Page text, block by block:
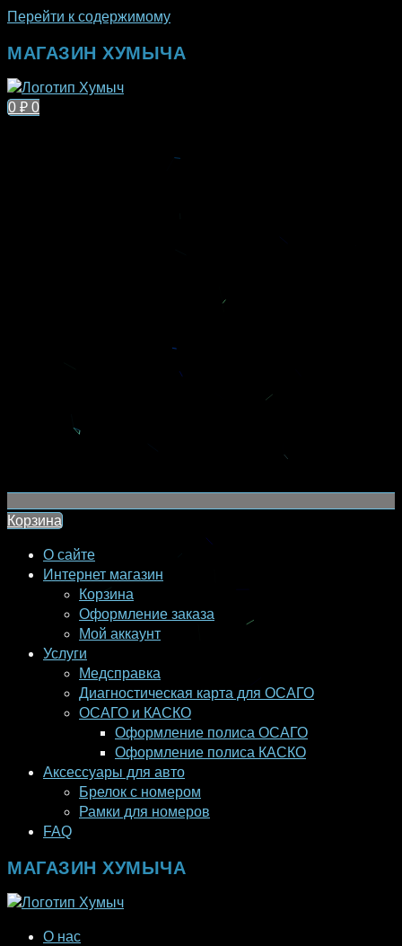
Перейти к содержимому
МАГАЗИН ХУМЫЧА
0 ₽ 0
Корзина
О сайте
Интернет магазин
Корзина
Оформление заказа
Мой аккаунт
Услуги
Медсправка
Диагностическая карта для ОСАГО
ОСАГО и КАСКО
Оформление полиса ОСАГО
Оформление полиса КАСКО
Аксессуары для авто
Брелок с номером
Рамки для номеров
FAQ
МАГАЗИН ХУМЫЧА
О нас